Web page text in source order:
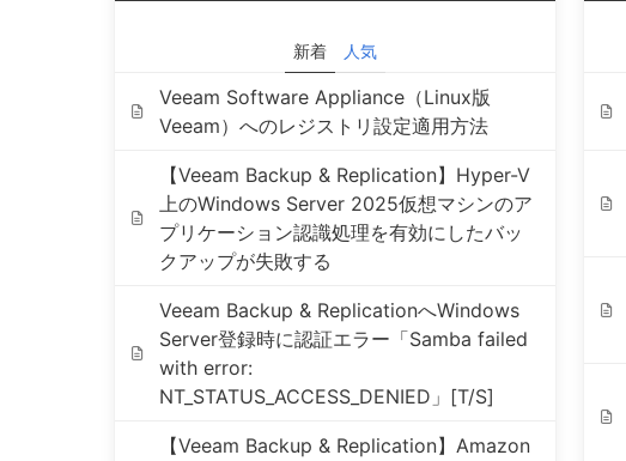
新着 人気
Veeam Software Appliance（Linux版
Veeam）へのレジストリ設定適用方法
【Veeam Backup & Replication】Hyper-V
上のWindows Server 2025仮想マシンのア
プリケーション認識処理を有効にしたバッ
クアップが失敗する
Veeam Backup & ReplicationへWindows
Server登録時に認証エラー「Samba failed
with error:
NT_STATUS_ACCESS_DENIED」[T/S]
【Veeam Backup & Replication】Amazon